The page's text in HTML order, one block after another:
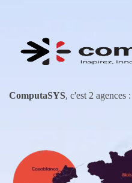
ComputaSYS, c'est 2 agences :